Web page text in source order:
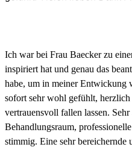
Ich war bei Frau Baecker zu
inspiriert hat und genau das
habe, um in meiner Entwickung
sofort sehr wohl gefühlt,
vertrauensvoll fallen lassen.
Behandlungsraum,
stimmig. Eine sehr